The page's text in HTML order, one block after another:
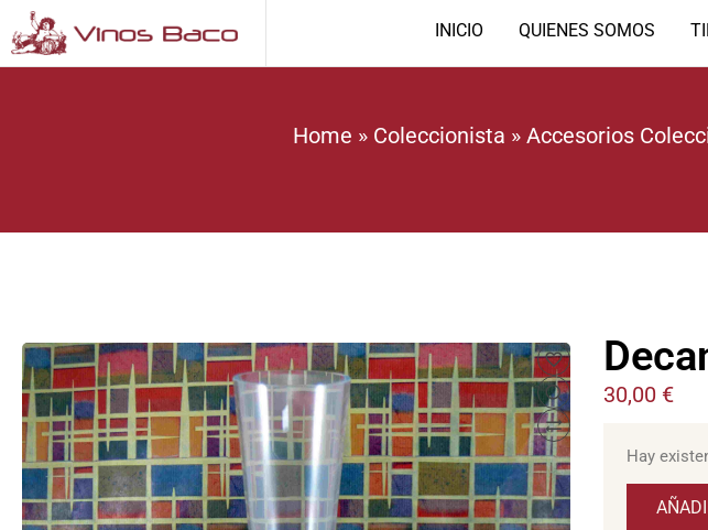
INICIO QUIENES SOMOS
Home » Coleccionista » Accesorios
30,00 €
Hay